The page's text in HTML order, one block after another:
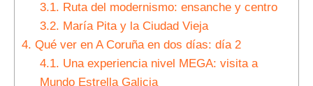
3.1. Ruta del modernismo: ensanche y centro
3.2. María Pita y la Ciudad Vieja
4. Qué ver en A Coruña en dos días: día 2
4.1. Una experiencia nivel MEGA: visita a
Mundo Estrella Galicia